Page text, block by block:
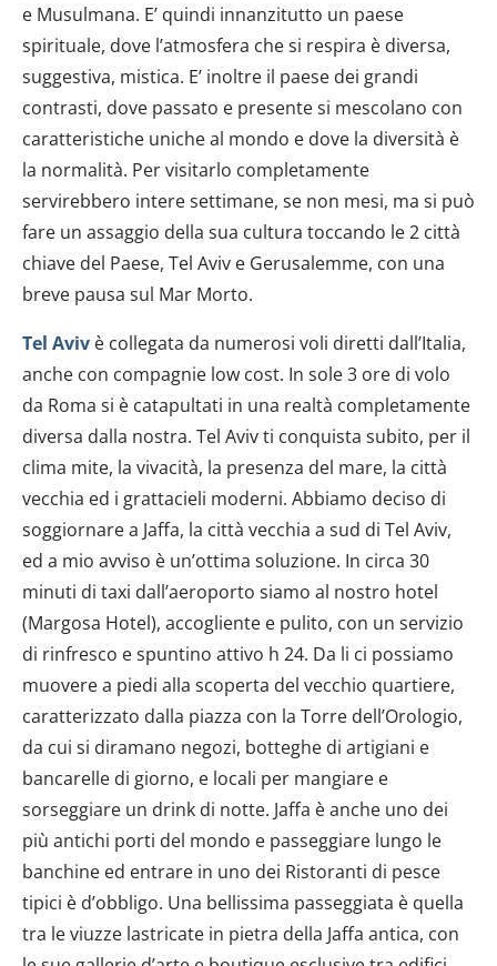
e Musulmana. E’ quindi innanzitutto un paese
spirituale, dove l’atmosfera che si respira è diversa,
suggestiva, mistica. E’ inoltre il paese dei grandi
contrasti, dove passato e presente si mescolano con
caratteristiche uniche al mondo e dove la diversità è
la normalità. Per visitarlo completamente
servirebbero intere settimane, se non mesi, ma si può
fare un assaggio della sua cultura toccando le 2 città
chiave del Paese, Tel Aviv e Gerusalemme, con una
breve pausa sul Mar Morto.
Tel Aviv è collegata da numerosi voli diretti dall’Italia,
anche con compagnie low cost. In sole 3 ore di volo
da Roma si è catapultati in una realtà completamente
diversa dalla nostra. Tel Aviv ti conquista subito, per il
clima mite, la vivacità, la presenza del mare, la città
vecchia ed i grattacieli moderni. Abbiamo deciso di
soggiornare a Jaffa, la città vecchia a sud di Tel Aviv,
ed a mio avviso è un’ottima soluzione. In circa 30
minuti di taxi dall’aeroporto siamo al nostro hotel
(Margosa Hotel), accogliente e pulito, con un servizio
di rinfresco e spuntino attivo h 24. Da li ci possiamo
muovere a piedi alla scoperta del vecchio quartiere,
caratterizzato dalla piazza con la Torre dell’Orologio,
da cui si diramano negozi, botteghe di artigiani e
bancarelle di giorno, e locali per mangiare e
sorseggiare un drink di notte. Jaffa è anche uno dei
più antichi porti del mondo e passeggiare lungo le
banchine ed entrare in uno dei Ristoranti di pesce
tipici è d’obbligo. Una bellissima passeggiata è quella
tra le viuzze lastricate in pietra della Jaffa antica, con